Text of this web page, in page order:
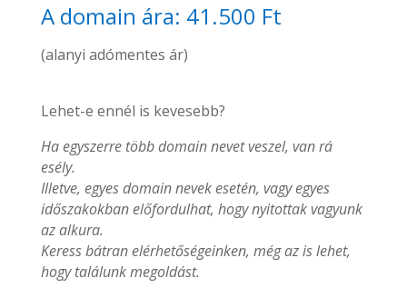
A domain ára: 41.500 Ft
(alanyi adómentes ár)
Lehet-e ennél is kevesebb?
Ha egyszerre több domain nevet veszel, van rá
esély.
Illetve, egyes domain nevek esetén, vagy egyes
időszakokban előfordulhat, hogy nyitottak vagyunk
az alkura.
Keress bátran elérhetőségeinken, még az is lehet,
hogy találunk megoldást.